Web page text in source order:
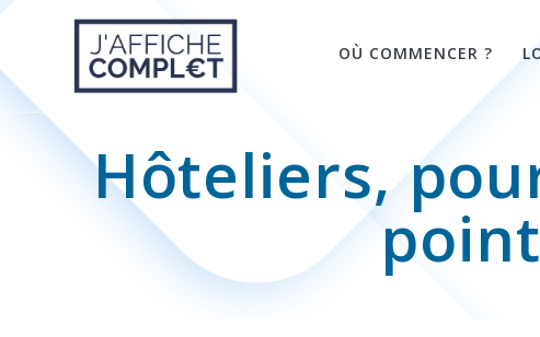
content
OÙ COMMENCER ?
Hôteliers,